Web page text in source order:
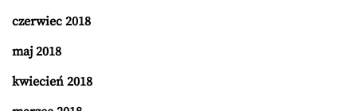
czerwiec 2018
maj 2018
kwiecień 2018